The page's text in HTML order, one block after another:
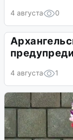
4 августа 0